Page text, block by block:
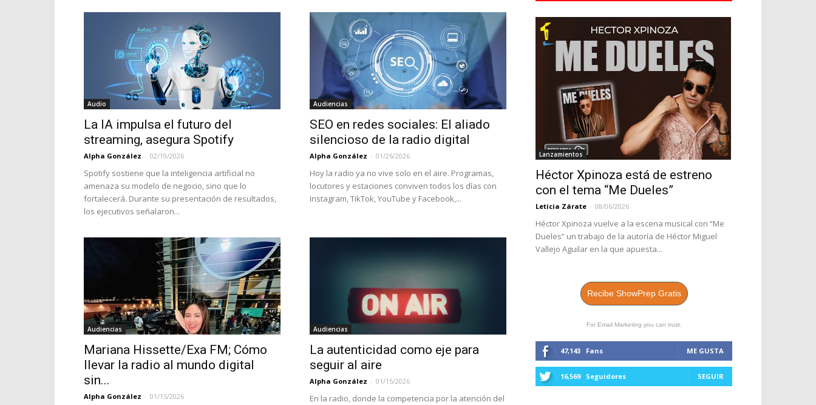
Audio
La IA impulsa el futuro del
streaming, asegura Spotify
Alpha González - 02/19/2026
Spotify sostiene que la inteligencia artificial no
amenaza su modelo de negocio, sino que lo
fortalecerá. Durante su presentación de resultados,
los ejecutivos señalaron...
Audiencias
SEO en redes sociales: El aliado
silencioso de la radio digital
Alpha González - 01/26/2026
Hoy la radio ya no vive solo en el aire. Programas,
locutores y estaciones conviven todos los días con
Instagram, TikTok, YouTube y Facebook,...
Audiencias
Mariana Hissette/Exa FM; Cómo
llevar la radio al mundo digital
sin...
Alpha González - 01/15/2026
Audiencias
La autenticidad como eje para
seguir al aire
Alpha González - 01/15/2026
En la radio, donde la competencia por la atención del
Lanzamientos
Héctor Xpinoza está de estreno
con el tema “Me Dueles”
Leticia Zárate - 08/06/2026
Héctor Xpinoza vuelve a la escena musical con “Me
Dueles” un trabajo de la autoría de Héctor Miguel
Vallejo Aguilar en la que apuesta...
Recibe ShowPrep Gratis
For Email Marketing you can trust.
47,143 Fans ME GUSTA
16,569 Seguidores SEGUIR